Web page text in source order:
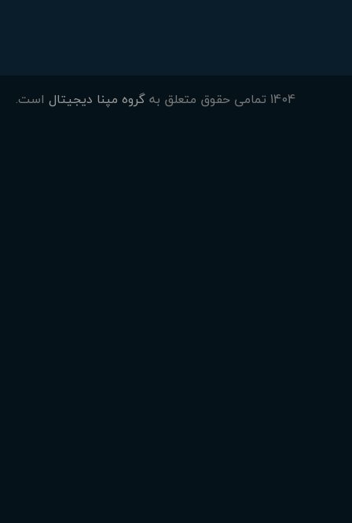
1404 تمامی حقوق متعلق به گروه مپنا دیجیتال است.